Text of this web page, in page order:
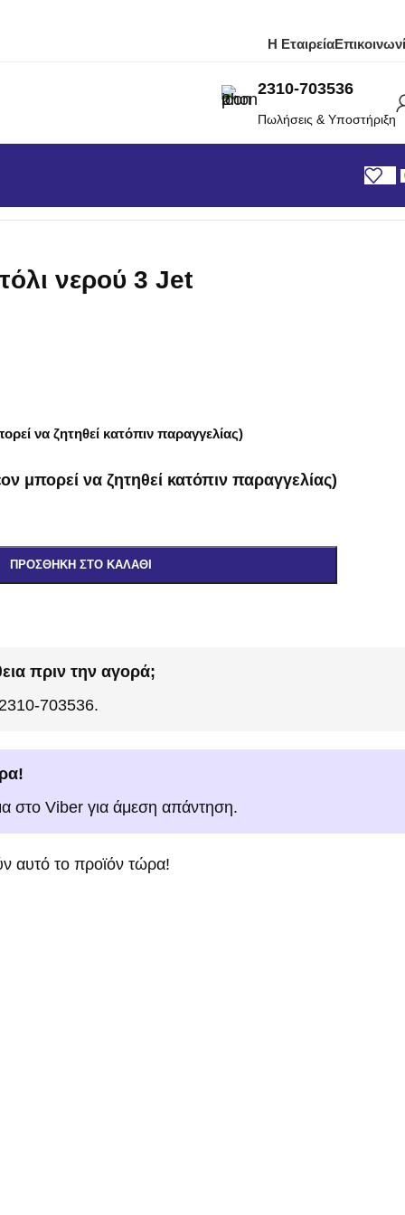
Η Εταιρεία
2310-703536
Πωλήσεις & Υποστήριξη
νερού 3 Jet
να ζητηθεί κατόπιν παραγγελίας)
μπορεί να ζητηθεί κατόπιν παραγγελίας)
ΠΡΟΣΘΉΚΗ ΣΤΟ ΚΑΛΆΘΙ
πριν την αγορά;
703536.
στο Viber για άμεση απάντηση.
αυτό το προϊόν τώρα!